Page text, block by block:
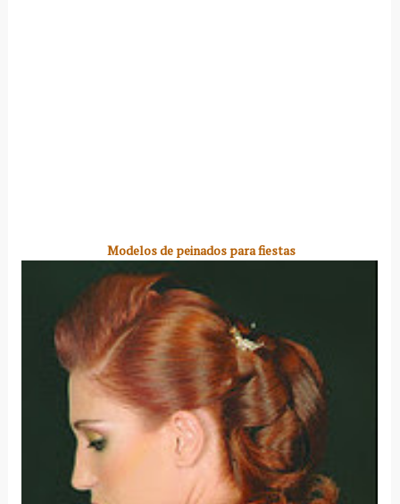
Modelos de peinados para fiestas